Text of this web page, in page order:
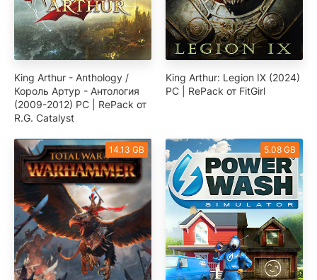
King Arthur - Anthology /
Король Артур - Антология
(2009-2012) PC | RePack от
R.G. Catalyst
King Arthur: Legion IX (2024)
PC | RePack от FitGirl
14.13 GB 5.08 GB